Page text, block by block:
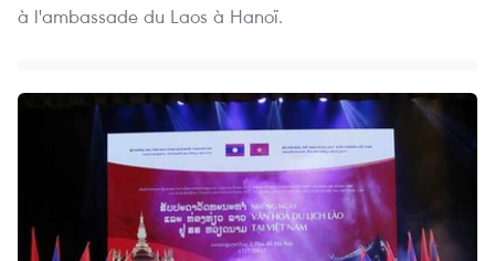
à l'ambassade du Laos à Hanoï.